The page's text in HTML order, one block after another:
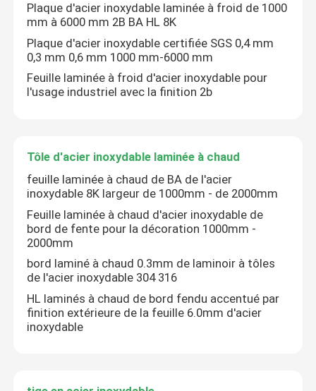
Plaque d'acier inoxydable laminée à froid de 1000
mm à 6000 mm 2B BA HL 8K
Plaque d'acier inoxydable certifiée SGS 0,4 mm
0,3 mm 0,6 mm 1000 mm-6000 mm
Feuille laminée à froid d'acier inoxydable pour
l'usage industriel avec la finition 2b
Tôle d'acier inoxydable laminée à chaud
feuille laminée à chaud de BA de l'acier
inoxydable 8K largeur de 1000mm - de 2000mm
Feuille laminée à chaud d'acier inoxydable de
bord de fente pour la décoration 1000mm -
2000mm
bord laminé à chaud 0.3mm de laminoir à tôles
de l'acier inoxydable 304 316
HL laminés à chaud de bord fendu accentué par
finition extérieure de la feuille 6.0mm d'acier
inoxydable